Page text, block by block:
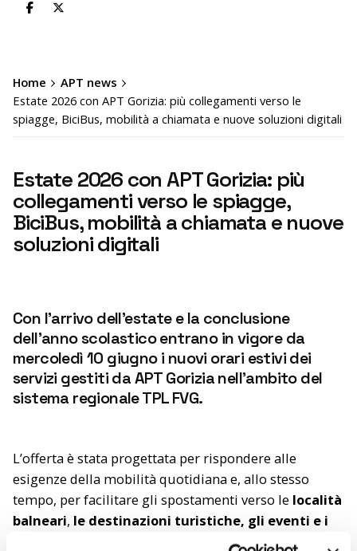
Home
APT news
Estate 2026 con APT Gorizia: più collegamenti verso le
spiagge, BiciBus, mobilità a chiamata e nuove soluzioni digitali
Estate 2026 con APT Gorizia: più
collegamenti verso le spiagge,
BiciBus, mobilità a chiamata e nuove
soluzioni digitali
Con l’arrivo dell’estate e la conclusione
dell’anno scolastico entrano in vigore da
mercoledì 10 giugno i nuovi orari estivi dei
servizi gestiti da APT Gorizia nell’ambito del
sistema regionale TPL FVG.
L’offerta è stata progettata per rispondere alle
esigenze della mobilità quotidiana e, allo stesso
tempo, per facilitare gli spostamenti verso le località
balneari, le destinazioni turistiche, gli eventi e i
principali punti di interesse del territorio
, offrendo